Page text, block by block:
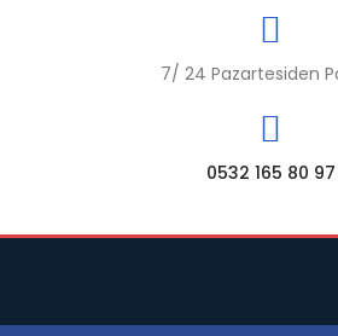
7/ 24 Pazartesiden
0532 165 80 97